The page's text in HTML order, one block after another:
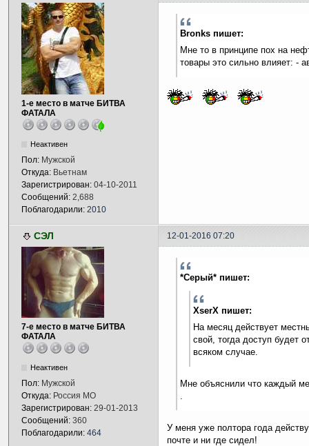
1-е место в матче БИТВА
ФАТАЛА
Неактивен
Пол: Мужской
Откуда: Вьетнам
Зарегистрирован: 04-10-2011
Сообщений: 2,688
Поблагодарили: 2010
Bronks пишет:
Мне то в принципе пох на
товары это сильно влияет: -
СЭЛ 12-01-2016 07:20
7-е место в матче БИТВА
ФАТАЛА
Неактивен
Пол: Мужской
Откуда: Россия МО
Зарегистрирован: 29-01-2013
Сообщений: 360
Поблагодарили: 464
*Серый* пишет:
XserX пишет:
На месяц действует
свой, тогда доступ будет
всяком случае.
Мне объяснили что каждый
У меня уже полтора года
почте и ни где сидел!